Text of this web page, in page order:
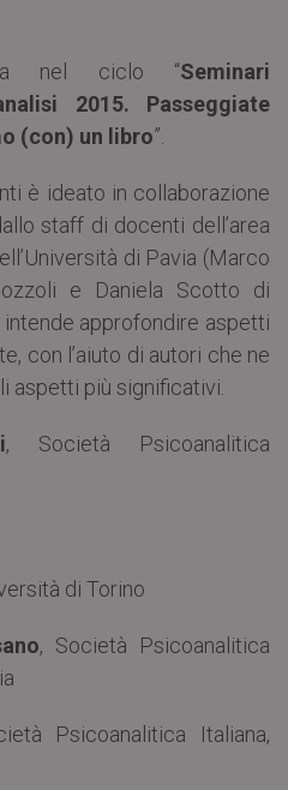
nel ciclo “Seminari
2015. Passeggiate
(con) un libro”.
è ideato in collaborazione
staff di docenti dell’area
di Pavia (Marco
e Daniela Scotto di
intende approfondire aspetti
con l’aiuto di autori che ne
aspetti più significativi.
, Società Psicoanalitica
di Torino
, Società Psicoanalitica
Psicoanalitica Italiana,